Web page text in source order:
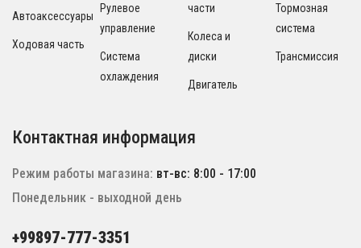
Автоаксессуары
Ходовая часть
Рулевое
управление
Система
охлаждения
части
Колеса и
диски
Двигатель
Тормозная
система
Трансмиссия
Контактная информация
Режим работы магазина: вт-вс: 8:00 - 17:00
Понедельник - выходной день
+99897-777-3351